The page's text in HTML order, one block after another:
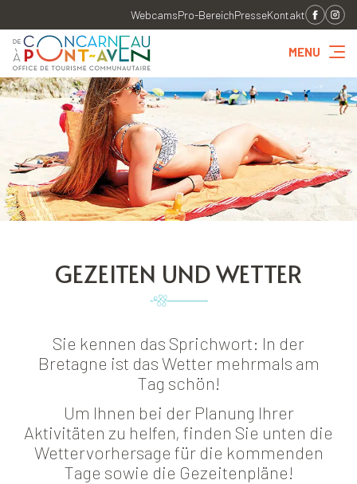
WebcamsPro-BereichPresseKontakt
MENU
GEZEITEN UND WETTER
Sie kennen das Sprichwort: In der
Bretagne ist das Wetter mehrmals am
Tag schön!
Um Ihnen bei der Planung Ihrer
Aktivitäten zu helfen, finden Sie unten die
Wettervorhersage für die kommenden
Tage sowie die Gezeitenpläne!